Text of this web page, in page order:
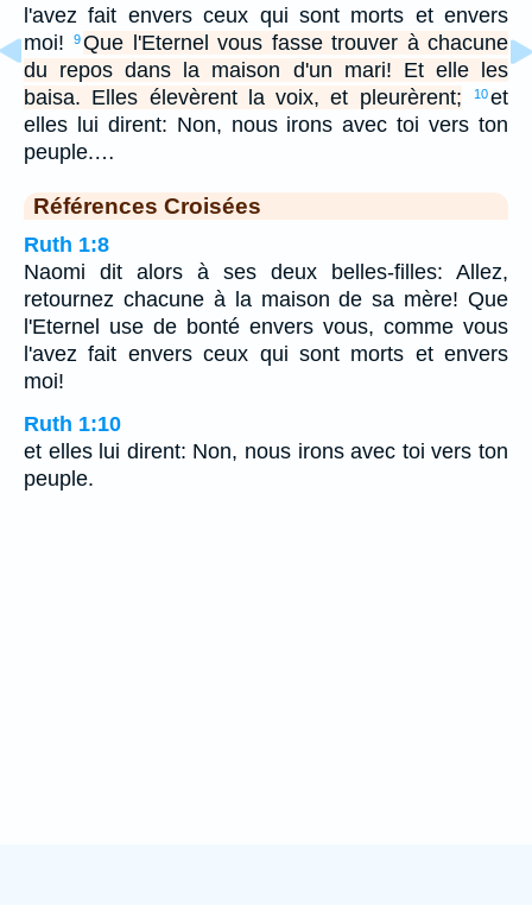
l'avez fait envers ceux qui sont morts et envers
moi!
9 Que l'Eternel vous fasse trouver à chacune
du repos dans la maison d'un mari! Et elle les
baisa. Elles élevèrent la voix, et pleurèrent;
10et
elles lui dirent: Non, nous irons avec toi vers ton
peuple.…
Références Croisées
Ruth 1:8
Naomi dit alors à ses deux belles-filles: Allez,
retournez chacune à la maison de sa mère! Que
l'Eternel use de bonté envers vous, comme vous
l'avez fait envers ceux qui sont morts et envers
moi!
Ruth 1:10
et elles lui dirent: Non, nous irons avec toi vers ton
peuple.